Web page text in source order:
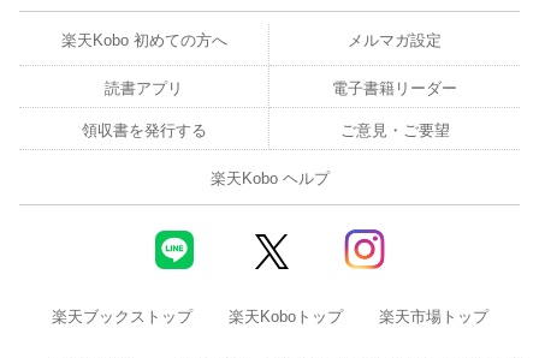
楽天Kobo 初めての方へ メルマガ設定
読書アプリ 電子書籍リーダー
領収書を発行する ご意見・ご要望
楽天Kobo ヘルプ
楽天ブックストップ 楽天Koboトップ 楽天市場トップ